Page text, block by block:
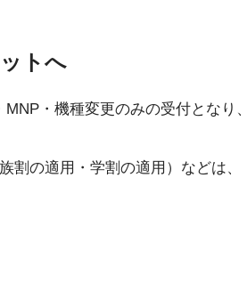
トへ
・機種変更のみの受付となり、
割の適用・学割の適用）などは、